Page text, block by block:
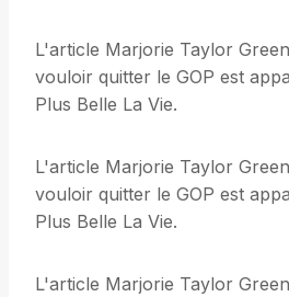
L'article Marjorie Taylor
vouloir quitter le GOP est
Plus Belle La Vie.
L'article Marjorie Taylor
vouloir quitter le GOP est
Plus Belle La Vie.
L'article Marjorie Taylor